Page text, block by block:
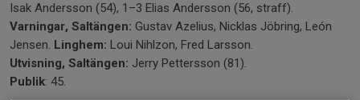
Isak Andersson (54), 1–3 Elias Andersson (56, straff).
Varningar, Saltängen: Gustav Azelius, Nicklas Jöbring, León
Jensen. Linghem: Loui Nihlzon, Fred Larsson.
Utvisning, Saltängen: Jerry Pettersson (81).
Publik: 45.